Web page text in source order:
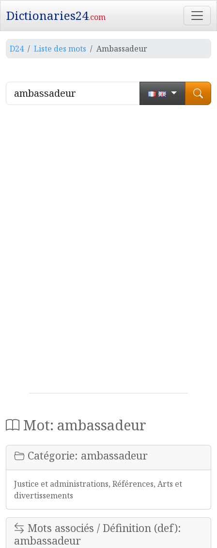
Dictionaries24.com
D24 Liste des mots Ambassadeur
Mot: ambassadeur
Catégorie: ambassadeur
Justice et administrations, Références, Arts et
divertissements
Mots associés / Définition (def):
ambassadeur